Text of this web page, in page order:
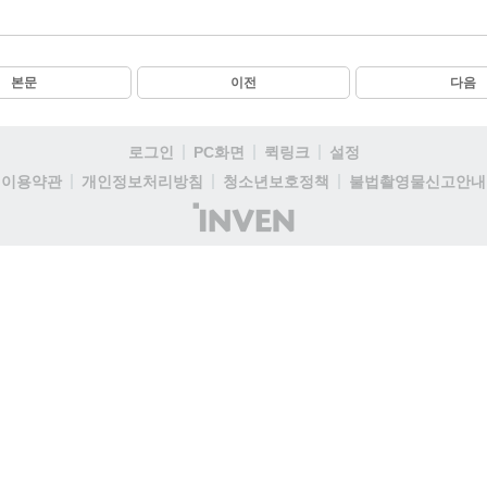
본문 이전 다음
로그인 PC화면 퀵링크
설정
이용약관
개인정보처리방침 청소년보호정책
불법촬영물신고안내
(주)
인